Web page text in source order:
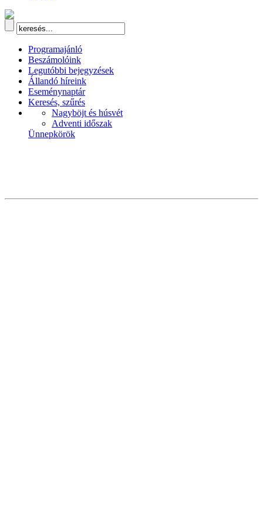
Programajánló
Beszámolóink
Legutóbbi bejegyzések
Állandó híreink
Eseménynaptár
Keresés, szűrés
Nagyböjt és húsvét
Adventi időszak
Ünnepkörök